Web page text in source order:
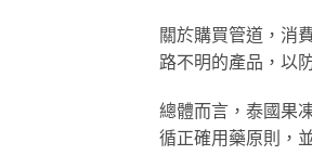
關於購買管道，消
路不明的產品，以
總體而言，泰國果
循正確用藥原則，